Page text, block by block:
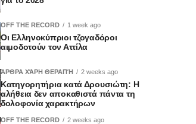
OFF THE RECORD 1 week ago
Οι Ελληνοκύπριοι τζογαδόροι
αιμοδοτούν τον Αττίλα
ΆΡΘΡΑ ΧΆΡΗ ΘΕΡΑΠΉ 2 weeks ago
Κατηγορητήρια κατά Δρουσιώτη: Η
αλήθεια δεν αποκαθιστά πάντα τη
δολοφονία χαρακτήρων
OFF THE RECORD 2 weeks ago